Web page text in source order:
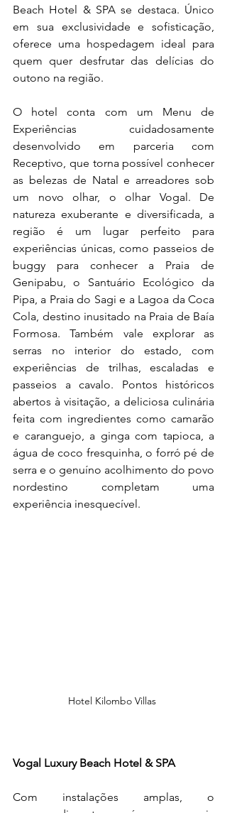
Beach Hotel & SPA se destaca. Único
em sua exclusividade e sofisticação,
oferece uma hospedagem ideal para
quem quer desfrutar das delícias do
outono na região.
O hotel conta com um Menu de
Experiências cuidadosamente
desenvolvido em parceria com
Receptivo, que torna possível conhecer
as belezas de Natal e arreadores sob
um novo olhar, o olhar Vogal. De
natureza exuberante e diversificada, a
região é um lugar perfeito para
experiências únicas, como passeios de
buggy para conhecer a Praia de
Genipabu, o Santuário Ecológico da
Pipa, a Praia do Sagi e a Lagoa da Coca
Cola, destino inusitado na Praia de Baía
Formosa. Também vale explorar as
serras no interior do estado, com
experiências de trilhas, escaladas e
passeios a cavalo. Pontos históricos
abertos à visitação, a deliciosa culinária
feita com ingredientes como camarão
e caranguejo, a ginga com tapioca, a
água de coco fresquinha, o forró pé de
serra e o genuíno acolhimento do povo
nordestino completam uma
experiência inesquecível.
Hotel Kilombo Villas
Vogal Luxury Beach Hotel & SPA
Com instalações amplas, o